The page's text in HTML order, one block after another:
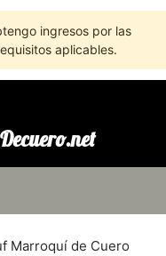
ingresos por las
aplicables.
Decuero.net
Marroquí de Cuero